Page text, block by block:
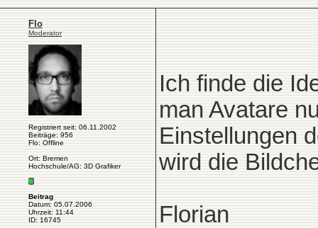
Flo
Moderator
Registriert seit: 06.11.2002
Beiträge: 956
Flo: Offline
Ort: Bremen
Hochschule/AG: 3D Grafiker
Beitrag
Datum: 05.07.2006
Uhrzeit: 11:44
ID: 16745
Ich finde die
man Avatare
Einstellungen
wird die
Florian